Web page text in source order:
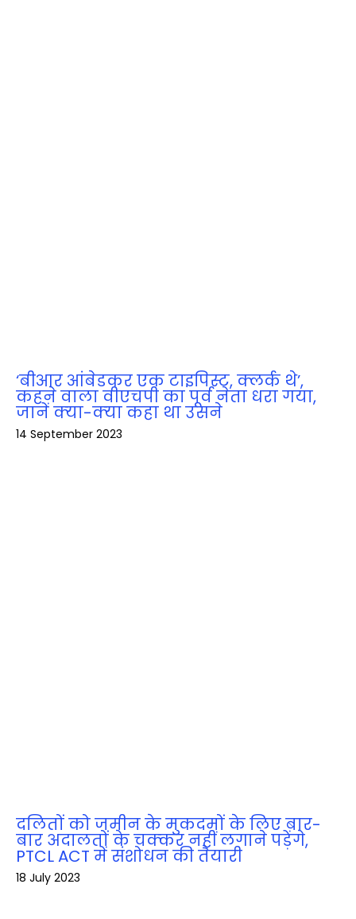
‘बीआर आंबेडकर एक टाइपिस्ट, क्लर्क थे’,
कहने वाला वीएचपी का पूर्व नेता धरा गया,
जानें क्‍या-क्‍या कहा था उसने
14 September 2023
दलितों को जमीन के मुकदमों के लिए बार-
बार अदालतों के चक्‍कर नहीं लगाने पड़ेंगे,
PTCL ACT में संशोधन की तैयारी
18 July 2023